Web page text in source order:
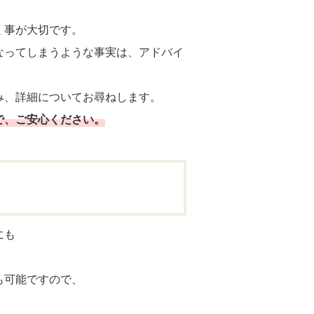
が大切です。
てしまうような事実は、アドバイ
詳細についてお尋ねします。
ご安心ください。
も
能ですので、